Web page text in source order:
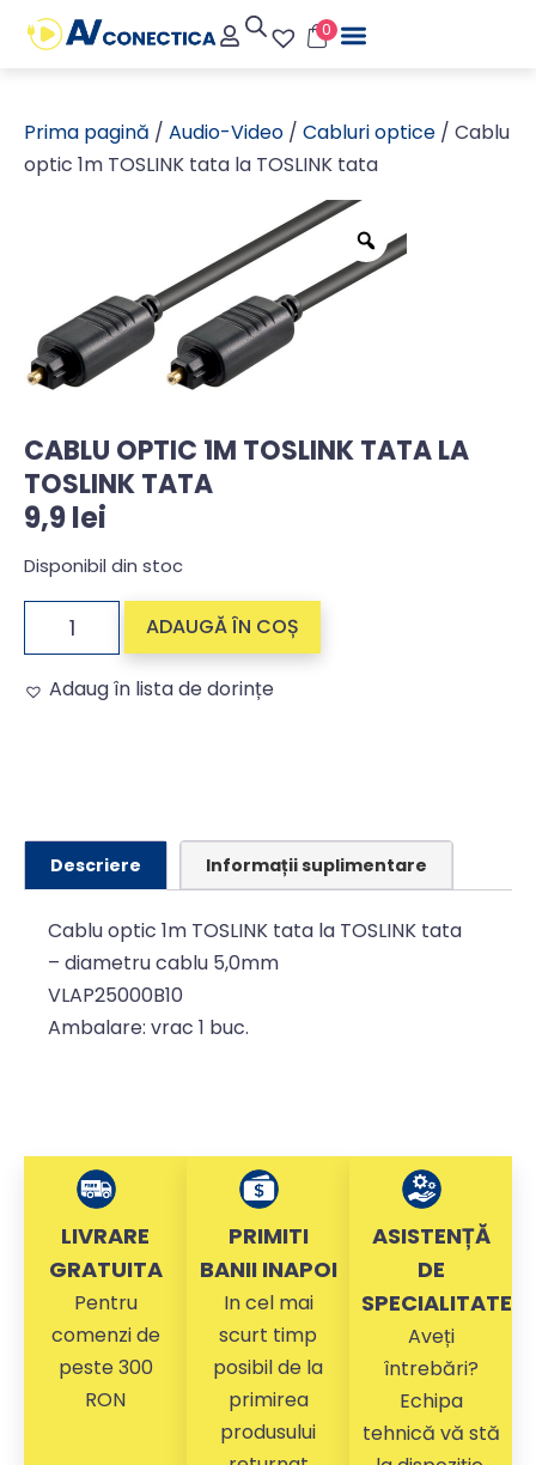
0
Prima pagină / Audio-Video / Cabluri optice / Cablu
optic 1m TOSLINK tata la TOSLINK tata
CABLU OPTIC 1M TOSLINK TATA LA
TOSLINK TATA
9,9lei
Disponibil din stoc
ADAUGĂ ÎN COȘ
Adaug în lista de dorințe
Descriere Informații suplimentare
Cablu optic 1m TOSLINK tata la TOSLINK tata
– diametru cablu 5,0mm
VLAP25000B10
Ambalare: vrac 1 buc.
LIVRARE
GRATUITA
Pentru
comenzi de
peste 300
RON
PRIMITI
BANII INAPOI
In cel mai
scurt timp
posibil de la
primirea
produsului
ASISTENȚĂ
DE
SPECIALITATE
Aveți
întrebări?
Echipa
tehnică vă stă